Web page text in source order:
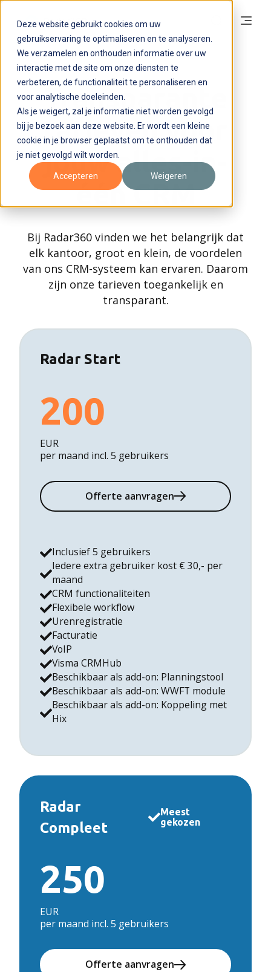
Deze website gebruikt cookies om uw
gebruikservaring te optimaliseren en te analyseren.
We verzamelen en onthouden informatie over uw
interactie met de site om onze diensten te
verbeteren, de functionaliteit te personaliseren en
voor analytische doeleinden.
Als je weigert, zal je informatie niet worden gevolgd
bij je bezoek aan deze website. Er wordt een kleine
cookie in je browser geplaatst om te onthouden dat
je niet gevolgd wilt worden.
Accepteren Weigeren
Transparante
tarieven voor
jouw alles-in-
één CRM
Bij Radar360 vinden we het belangrijk dat
elk kantoor, groot en klein, de voordelen
van ons CRM-systeem kan ervaren. Daarom
zijn onze tarieven toegankelijk en
transparant.
Radar Start
200
EUR
per maand incl. 5 gebruikers
Offerte aanvragen
Inclusief 5 gebruikers
Iedere extra gebruiker kost € 30,- per
maand
CRM functionaliteiten
Flexibele workflow
Urenregistratie
Facturatie
VoIP
Visma CRMHub
Beschikbaar als add-on: Planningstool
Beschikbaar als add-on: WWFT module
Beschikbaar als add-on: Koppeling met
Hix
Radar
Compleet
Meest
gekozen
250
EUR
per maand incl. 5 gebruikers
Offerte aanvragen